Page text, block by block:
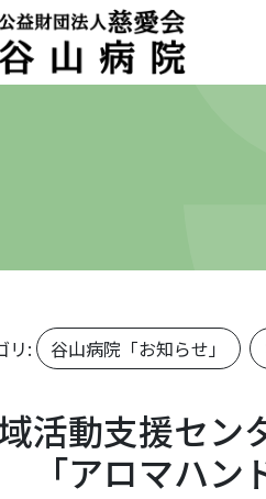
リ: 谷山病院「お知らせ」
活動支援セ
「アロマハン